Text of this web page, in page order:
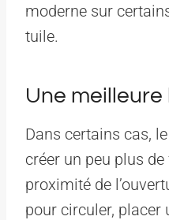
moderne sur
tuile.
Une
Dans certains cas,
créer un peu plus
proximité de
pour circuler, placer